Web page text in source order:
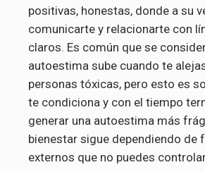
positivas, honestas, donde a su
comunicarte y relacionarte con
claros. Es común que se
autoestima sube cuando te
personas tóxicas, pero esto es
te condiciona y con el tiempo
generar una autoestima más
bienestar sigue dependiendo de
externos que no puedes